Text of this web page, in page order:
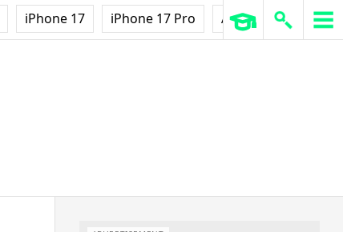
iPhone 17 iPhone 17 Pro AirPods Pro 3